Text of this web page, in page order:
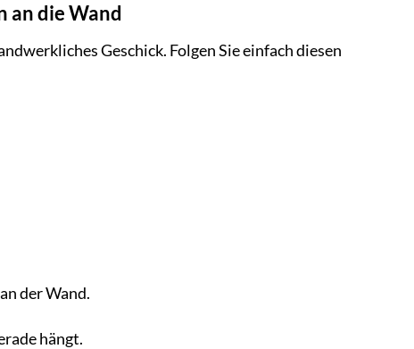
an die Wand
Geschick. Folgen Sie einfach diesen
der Wand.
hängt.